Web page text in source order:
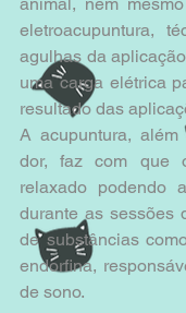
eletroacupuntura,
agulhas da
uma carga elétrica
resultado das
A acupuntura,
dor, faz com que
relaxado podendo
durante as sessões
de substâncias
endorfina,
de sono.